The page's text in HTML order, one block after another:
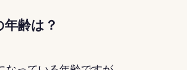
齢は？